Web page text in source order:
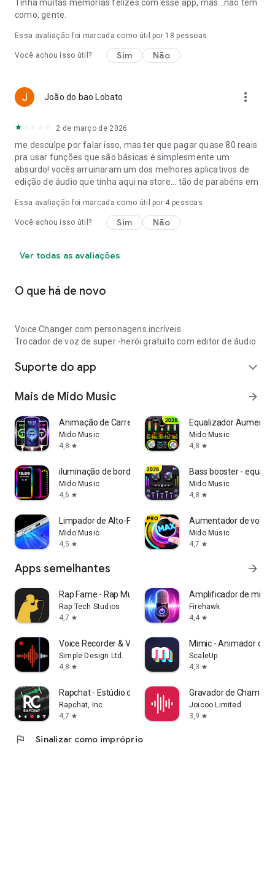
Tinha muitas memórias felizes com esse app, mas...não tem
como, gente.
Essa avaliação foi marcada como útil por 18 pessoas
Você achou isso útil? Sim Não
João do bao Lobato more_vert
2 de março de 2026
me desculpe por falar isso, mas ter que pagar quase 80 reais
pra usar funções que são básicas é simplesmente um
absurdo! vocês arruinaram um dos melhores aplicativos de
edição de áudio que tinha aqui na store... tão de parabéns em
Essa avaliação foi marcada como útil por 4 pessoas
Você achou isso útil? Sim Não
Ver todas as avaliações
O que há de novo
Voice Changer com personagens incríveis
Trocador de voz de super -herói gratuito com editor de áudio
Suporte do app expand_more
Mais de Mido Music arrow_forward
Animação de Carregamento
Mido Music
4,8 star
Equalizador
Mido Music
4,8 star
iluminação de borda - edge
Mido Music
4,6 star
Bass booster -
Mido Music
4,8 star
Limpador de Alto-Falante
Mido Music
4,5 star
Aumentador de
Mido Music
4,7 star
Apps semelhantes arrow_forward
Rap Fame - Rap Music Studio
Rap Tech Studios
4,7 star
Amplificador de
Firehawk
4,4 star
Voice Recorder & Voice Memos
Simple Design Ltd.
4,8 star
Mimic - Animador de
ScaleUp
4,3 star
Rapchat - Estúdio de Rap
Rapchat, Inc
4,7 star
Gravador de
Joicoo Limited
3,9 star
flag Sinalizar como impróprio